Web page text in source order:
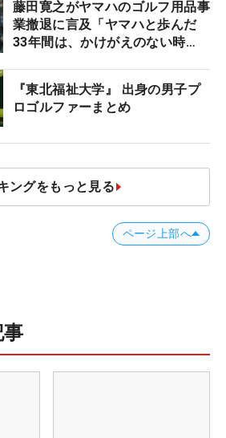
藤田寛之がヤマハのゴルフ用品事
業撤退に言及「ヤマハと歩んだ
33年間は、かけがえのない時
『東北福祉大学』 出身の男子プ
ロゴルファーまとめ
ングをもっと見る
ページ上部へ